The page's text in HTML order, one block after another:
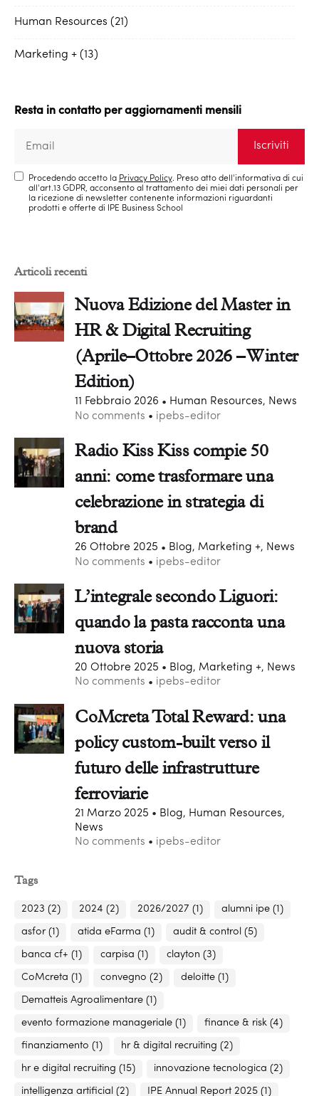
Human Resources 21
Marketing + 13
Resta in contatto per aggiornamenti mensili
Procedendo accetto la Privacy Policy. Preso atto dell'informativa di cui
all'art.13 GDPR, acconsento al trattamento dei miei dati personali per
la ricezione di newsletter contenente informazioni riguardanti
prodotti e offerte di IPE Business School
Articoli recenti
Nuova Edizione del Master in
HR & Digital Recruiting
(Aprile–Ottobre 2026 – Winter
Edition)
11 Febbraio 2026
Human Resources, News
No comments
ipebs-editor
Radio Kiss Kiss compie 50
anni: come trasformare una
celebrazione in strategia di
brand
26 Ottobre 2025
Blog, Marketing +, News
No comments
ipebs-editor
L’integrale secondo Liguori:
quando la pasta racconta una
nuova storia
20 Ottobre 2025
Blog, Marketing +, News
No comments
ipebs-editor
CoMcreta Total Reward: una
policy custom-built verso il
futuro delle infrastrutture
ferroviarie
21 Marzo 2025
Blog, Human Resources,
News
No comments
ipebs-editor
Tags
2023 (2) 2024 (2) 2026/2027 (1) alumni ipe (1)
asfor(1) atida eFarma (1) audit & control (5)
banca cf+ (1) carpisa (1) clayton (3)
CoMcreta (1) convegno (2) deloitte (1)
Dematteis Agroalimentare (1)
evento formazione manageriale (1) finance & risk (4)
finanziamento (1) hr & digital recruiting (2)
hr e digital recruiting (15) innovazione tecnologica (2)
intelligenza artificial (2) IPE Annual Report 2025 (1)